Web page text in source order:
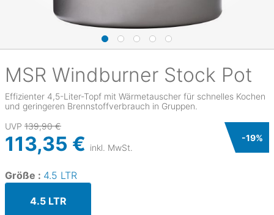
MSR Windburner Stock Pot
Effizienter 4,5-Liter-Topf mit Wärmetauscher für schnelles Kochen
und geringeren Brennstoffverbrauch in Gruppen.
UVP 139,90 €
113,35 € inkl. MwSt.
-19%
Größe : 4.5 LTR
4.5 LTR